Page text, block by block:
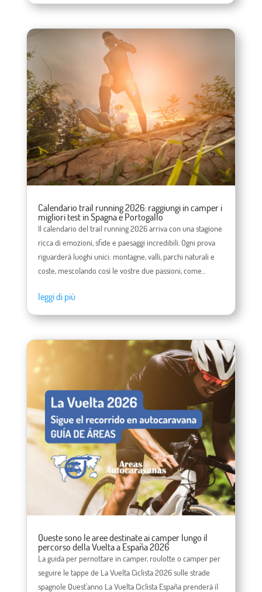
Calendario trail running 2026: raggiungi in camper i
migliori test in Spagna e Portogallo
Il calendario del trail running 2026 arriva con una stagione
ricca di emozioni, sfide e paesaggi incredibili. Ogni prova
riguarderà luoghi unici: montagne, valli, parchi naturali e
coste, mescolando così le vostre due passioni, come...
leggi di più
Queste sono le aree destinate ai camper lungo il
percorso della Vuelta a España 2026
La guida per pernottare in camper, roulotte o camper per
seguire le tappe de La Vuelta Ciclista 2026 sulle strade
spagnole Quest'anno La Vuelta Ciclista España prenderà il